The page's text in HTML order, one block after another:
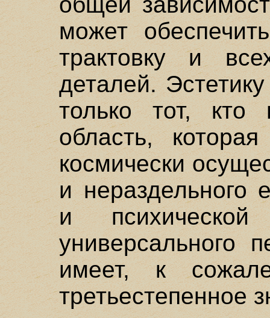
может
трактовку и
деталей.
только тот, кто
область,
космически
и нераздельного
и
универсального
имеет, к
третьестепенное